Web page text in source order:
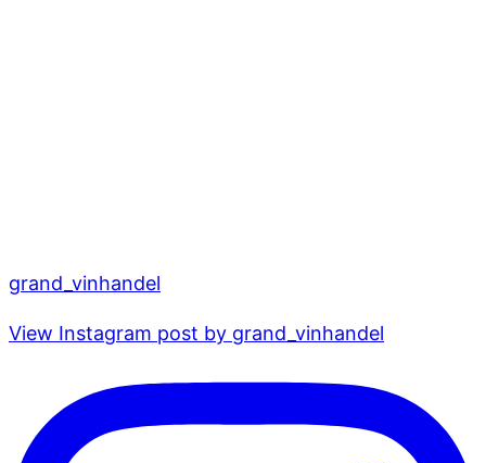
grand_vinhandel
View Instagram post by grand_vinhandel